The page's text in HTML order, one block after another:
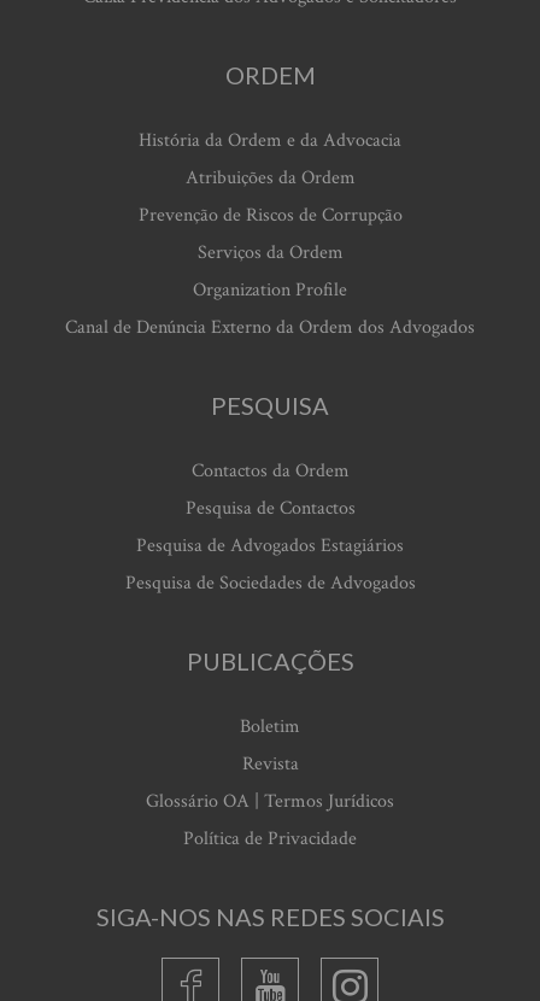
ORDEM
História da Ordem e da Advocacia
Atribuições da Ordem
Prevenção de Riscos de Corrupção
Serviços da Ordem
Organization Profile
Canal de Denúncia Externo da Ordem dos Advogados
PESQUISA
Contactos da Ordem
Pesquisa de Contactos
Pesquisa de Advogados Estagiários
Pesquisa de Sociedades de Advogados
PUBLICAÇÕES
Boletim
Revista
Glossário OA | Termos Jurídicos
Política de Privacidade
SIGA-NOS NAS REDES SOCIAIS